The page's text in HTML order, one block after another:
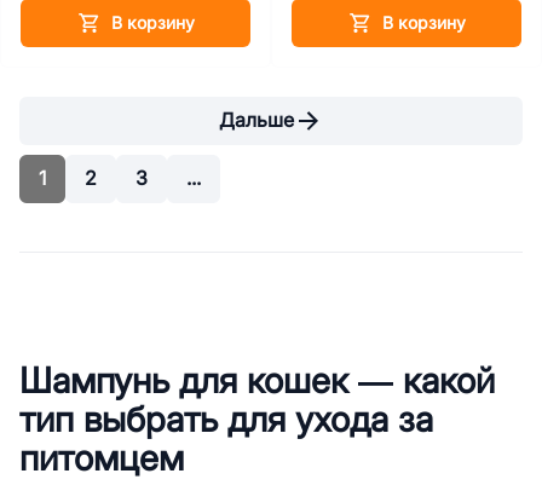
В корзину В корзину
Дальше
1 2 3 ...
Шампунь для кошек ― какой
тип выбрать для ухода за
питомцем